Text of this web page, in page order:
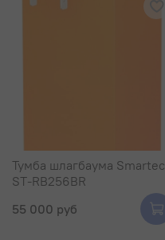
Тумба шлагбаума Smartec
ST-RB256BR
55 000 руб